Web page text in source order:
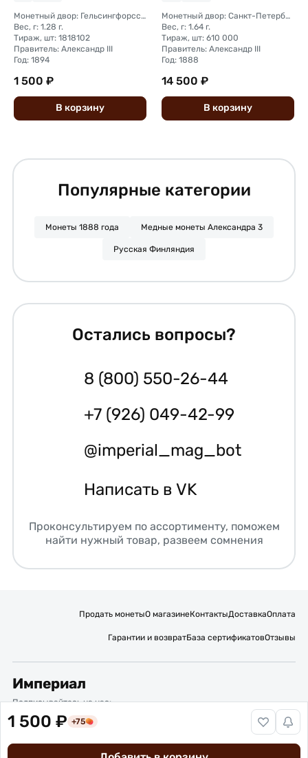
1 500 ₽ +75
Монетный двор: Гельсингфорсский монетный двор (Финляндия)
Вес, г: 1.28 г.
Тираж, шт: 1818102
Правитель: Александр III
Год: 1894
1 500 ₽
В корзину
Монетный двор: Санкт-Петербургский монетный двор
Вес, г: 1.64 г.
Тираж, шт: 610 000
Правитель: Александр III
Год: 1888
14 500 ₽
В корзину
Популярные категории
Монеты 1888 года Медные монеты Александра 3
Русская Финляндия
Остались вопросы?
8 (800) 550-26-44
+7 (926) 049-42-99
@imperial_mag_bot
Написать в VK
Проконсультируем по ассортименту, поможем
найти нужный товар, развеем сомнения
Продать монетыО магазинеКонтактыДоставкаОплата
Гарантии и возвратБаза сертификатовОтзывы
Империал
Подписывайтесь на нас:
Вакансии
Политика обработки персональных данных